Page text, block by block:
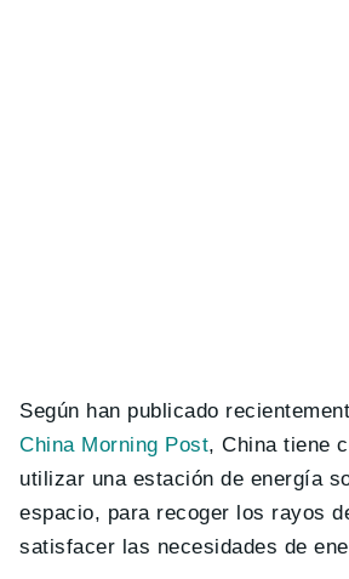
Según han publicado
China Morning Post, China tiene
utilizar una estación de energía
espacio, para recoger los rayos
satisfacer las necesidades de